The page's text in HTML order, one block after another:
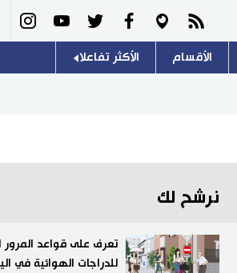
الأقسام
اقتصاد
الأكثر تفاعلا
نرشح لك
تعرف على قواعد المرور
للدراجات الهوائية في